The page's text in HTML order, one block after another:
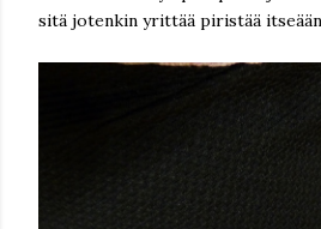
sitä jotenkin yrittää piristää